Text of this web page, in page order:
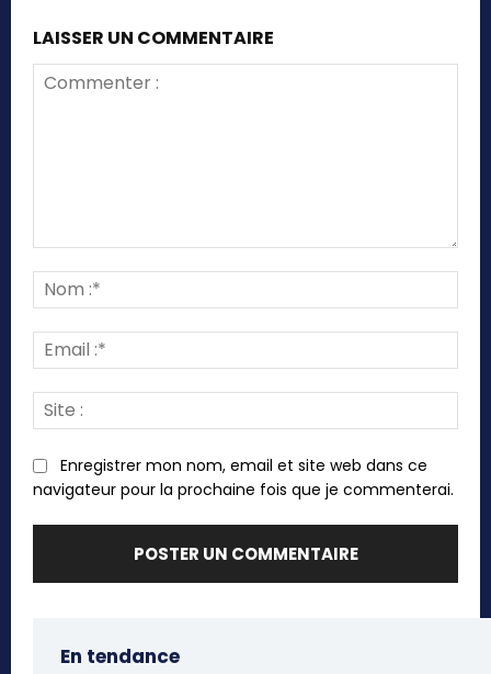
LAISSER UN COMMENTAIRE
:*
:*
:
Enregistrer mon nom, email et site web dans ce
navigateur pour la prochaine fois que je commenterai.
En tendance